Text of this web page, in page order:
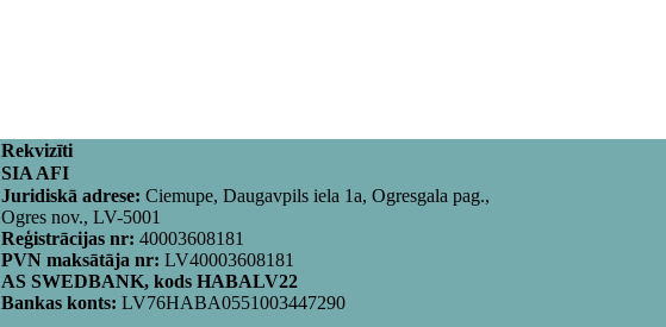
Rekvizīti
SIA AFI
Juridiskā adrese: Ciemupe, Daugavpils iela 1a, Ogresgala pag.,
Ogres nov., LV-5001
Reģistrācijas nr: 40003608181
PVN maksātāja nr: LV40003608181
AS SWEDBANK, kods HABALV22
Bankas konts: LV76HABA0551003447290